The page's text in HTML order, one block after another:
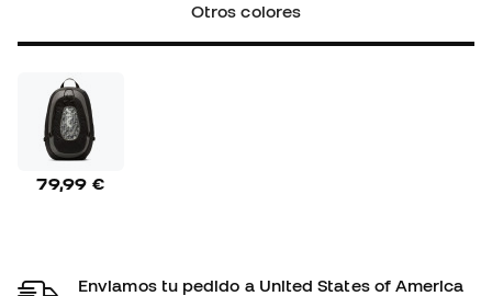
Otros colores
79,99 €
Enviamos tu pedido a United States of America